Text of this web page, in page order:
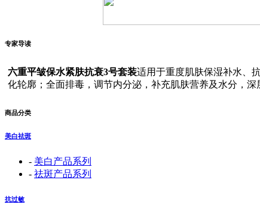
专家导读
六重平皱保水紧肤抗衰3号套装适用于重度肌肤保湿补水、
化轮廓；全面排毒，调节内分泌，补充肌肤营养及水分，
商品分类
美白祛斑
- 美白产品系列
- 祛斑产品系列
抗过敏